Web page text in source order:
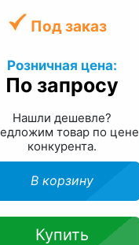
Под заказ
Розничная цена:
По запросу
Нашли дешевле?
товар по цене
конкурента.
В корзину
Купить